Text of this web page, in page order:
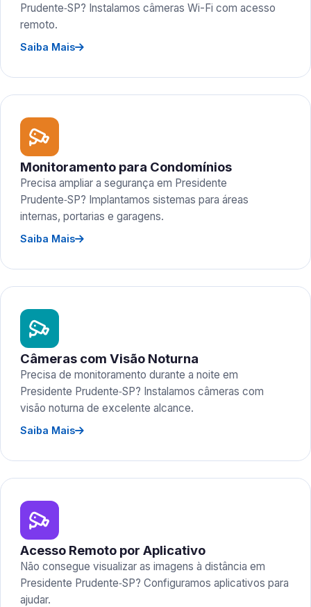
Prudente‑SP? Instalamos câmeras Wi-Fi com acesso
remoto.
Saiba Mais
Monitoramento para Condomínios
Precisa ampliar a segurança em Presidente
Prudente‑SP? Implantamos sistemas para áreas
internas, portarias e garagens.
Saiba Mais
Câmeras com Visão Noturna
Precisa de monitoramento durante a noite em
Presidente Prudente‑SP? Instalamos câmeras com
visão noturna de excelente alcance.
Saiba Mais
Acesso Remoto por Aplicativo
Não consegue visualizar as imagens à distância em
Presidente Prudente‑SP? Configuramos aplicativos para
ajudar.